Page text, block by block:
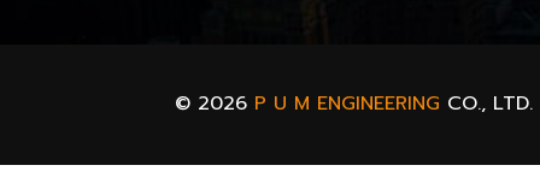
© 2026 P U M ENGINEERING CO., LTD.